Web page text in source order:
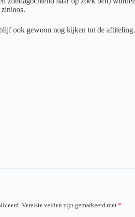
ook gewoon nog kijken tot de
Vereiste velden zijn gemarkeerd met *